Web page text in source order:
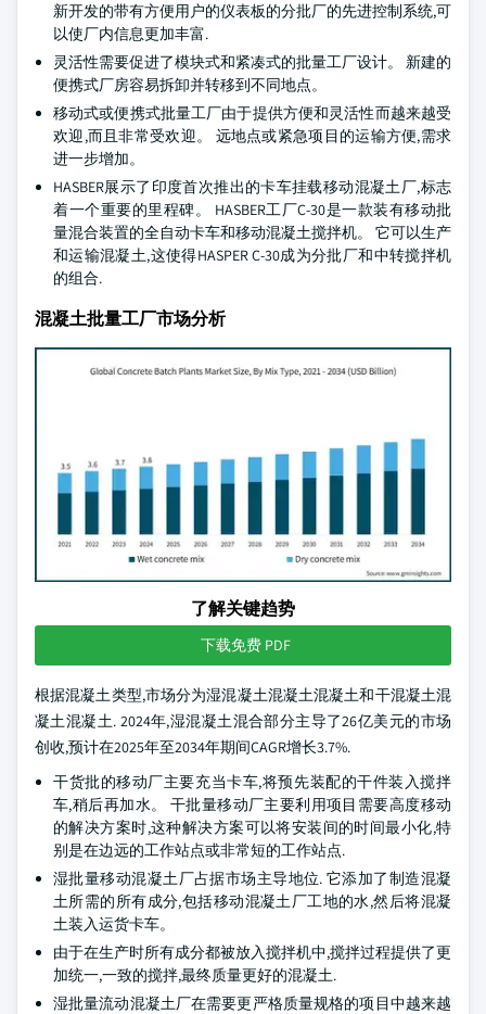
新开发的带有方便用户的仪表板的分批厂的先进控制系统,可
以使厂内信息更加丰富.
灵活性需要促进了模块式和紧凑式的批量工厂设计。 新建的
便携式厂房容易拆卸并转移到不同地点。
移动式或便携式批量工厂由于提供方便和灵活性而越来越受
欢迎,而且非常受欢迎。 远地点或紧急项目的运输方便,需求
进一步增加。
HASBER展示了印度首次推出的卡车挂载移动混凝土厂,标志
着一个重要的里程碑。 HASBER工厂C-30是一款装有移动批
量混合装置的全自动卡车和移动混凝土搅拌机。 它可以生产
和运输混凝土,这使得HASPER C-30成为分批厂和中转搅拌机
的组合.
混凝土批量工厂市场分析
了解关键趋势
下载免费 PDF
根据混凝土类型,市场分为湿混凝土混凝土混凝土和干混凝土混
凝土混凝土. 2024年,湿混凝土混合部分主导了26亿美元的市场
创收,预计在2025年至2034年期间CAGR增长3.7%.
干货批的移动厂主要充当卡车,将预先装配的干件装入搅拌
车,稍后再加水。 干批量移动厂主要利用项目需要高度移动
的解决方案时,这种解决方案可以将安装间的时间最小化,特
别是在边远的工作站点或非常短的工作站点.
湿批量移动混凝土厂占据市场主导地位. 它添加了制造混凝
土所需的所有成分,包括移动混凝土厂工地的水,然后将混凝
土装入运货卡车。
由于在生产时所有成分都被放入搅拌机中,搅拌过程提供了更
加统一,一致的搅拌,最终质量更好的混凝土.
湿批量流动混凝土厂在需要更严格质量规格的项目中越来越